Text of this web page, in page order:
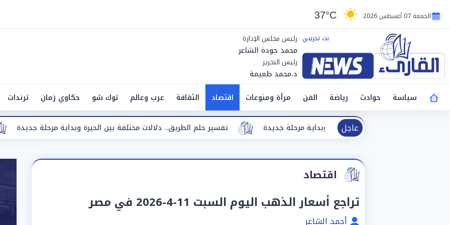
الجمعة 07 أغسطس 2026 37°C
رئيس مجلس الإدارة
محمد جودة الشاعر
رئيس التحرير
د.محمد طعيمة
سياسة
حوادث رياضة الفن مرأة ومنوعات اقتصاد الثقافة عرب وعالم توك شو حكاوي زمان ترندات
عاجل
تفسير حلم تفسير حلم الطريق.. دلالات مختلفة بين الحيرة وبداية مرحلة جديدة بين الحيرة وبداية مرحلة جديدة
اقتصاد
تراجع أسعار الذهب اليوم السبت 11-4-2026 في مصر
أحمد الشاعر